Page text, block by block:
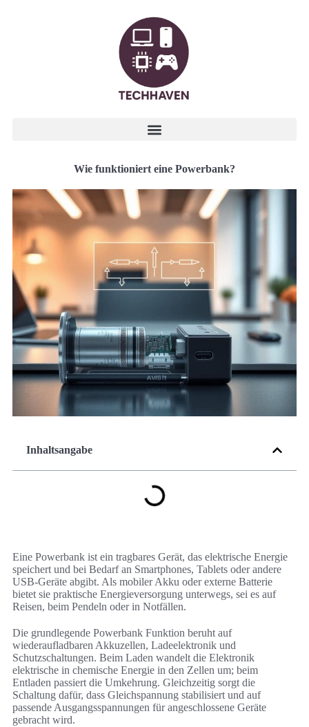
Wie funktioniert eine Powerbank?
Inhaltsangabe
Eine Powerbank ist ein tragbares Gerät, das elektrische Energie
speichert und bei Bedarf an Smartphones, Tablets oder andere
USB-Geräte abgibt. Als mobiler Akku oder externe Batterie
bietet sie praktische Energieversorgung unterwegs, sei es auf
Reisen, beim Pendeln oder in Notfällen.
Die grundlegende Powerbank Funktion beruht auf
wiederaufladbaren Akkuzellen, Ladeelektronik und
Schutzschaltungen. Beim Laden wandelt die Elektronik
elektrische in chemische Energie in den Zellen um; beim
Entladen passiert die Umkehrung. Gleichzeitig sorgt die
Schaltung dafür, dass Gleichspannung stabilisiert und auf
passende Ausgangsspannungen für angeschlossene Geräte
gebracht wird.